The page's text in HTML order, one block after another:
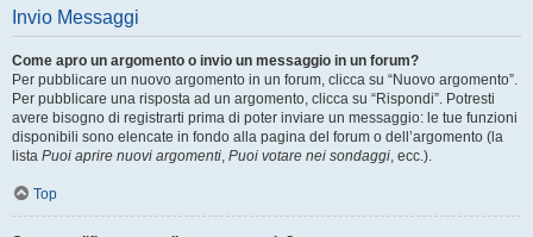
Invio Messaggi
Come apro un argomento o invio un messaggio in un forum?
Per pubblicare un nuovo argomento in un forum, clicca su “Nuovo argomento”.
Per pubblicare una risposta ad un argomento, clicca su “Rispondi”. Potresti
avere bisogno di registrarti prima di poter inviare un messaggio: le tue funzioni
disponibili sono elencate in fondo alla pagina del forum o dell’argomento (la
lista Puoi aprire nuovi argomenti, Puoi votare nei sondaggi, ecc.).
Top